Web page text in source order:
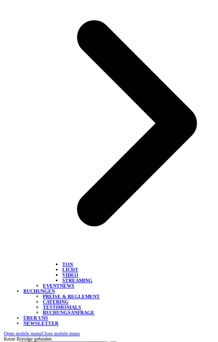
TON
LICHT
VIDEO
STREAMING
EVENTNEWS
BUCHUNGEN
PREISE & REGLEMENT
CATERING
TESTIMONIALS
BUCHUNGSANFRAGE
ÜBER UNS
NEWSLETTER
Open mobile menuClose mobile menu
Keine Beiträge gefunden.